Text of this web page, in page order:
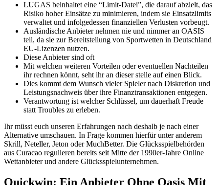
LUGAS beinhaltet eine “Limit-Datei”, die darauf abzielt, das
Risiko hoher Einsätze zu minimieren, indem sie Einsatzlimits
verwaltet und infolgedessen finanziellen Verlusten vorbeugt.
Ausländische Anbieter nehmen nie und nimmer an OASIS
teil, da sie zur Bereitstellung von Sportwetten in Deutschland
EU-Lizenzen nutzen.
Diese Anbieter sind oft
Mit welchen weiteren Vorteilen oder eventuellen Nachteilen
ihr rechnen könnt, seht ihr an dieser stelle auf einen Blick.
Dies kommt dem Wunsch vieler Spieler nach Diskretion und
Leistungsnachweis über ihre Finanztransaktionen entgegen.
Verantwortung ist welcher Schlüssel, um dauerhaft Freude
statt Troubles zu erleben.
Ihr müsst euch unseren Erfahrungen nach deshalb je nach einer
Alternative umschauen. In Frage kommen hierfür unter anderem
Skrill, Neteller, Jeton oder MuchBetter. Die Glücksspielbehörden
aus Curacao regulieren bereits seit Mitte der 1990er-Jahre Online
Wettanbieter und andere Glücksspielunternehmen.
Quickwin: Ein Anbieter Ohne Oasis Mit